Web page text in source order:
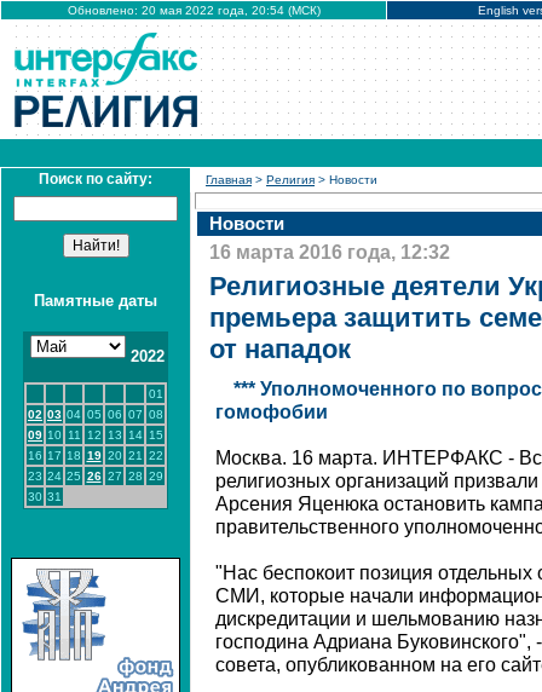
Обновлено: 20 мая 2022 года, 20:54 (МСК) English
Поиск по сайту:
Памятные даты
2022
01
02 03 04 05 06 07 08
09 10 11 12 13 14 15
16 17 18 19 20 21
22
23 24 25 26 27 28 29
30 31
Главная > Религия > Новости
Новости
16 марта 2016 года, 12:32
Религиозные деятели
премьера защитить
от нападок
*** Уполномоченного по
гомофобии
Москва. 16 марта. ИНТЕРФАКС -
религиозных организаций
Арсения Яценюка остановить
правительственного
"Нас беспокоит позиция
СМИ, которые начали
дискредитации и шельмованию
господина Адриана
совета, опубликованном на его